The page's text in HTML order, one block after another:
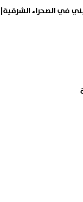
تعديني في الصحراء الشرقية|